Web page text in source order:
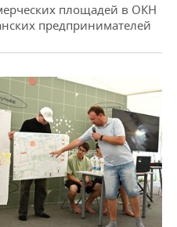
площадей в ОКН
предпринимателей